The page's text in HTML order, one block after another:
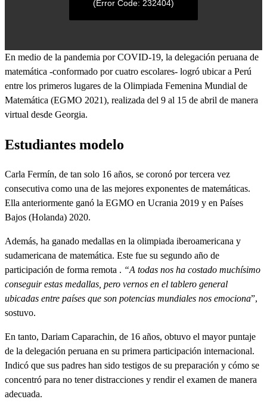
0
seconds
of
0
seconds
(Error Code: 232404)
En medio de la pandemia por COVID-19, la delegación peruana de
matemática -conformado por cuatro escolares- logró ubicar a Perú
entre los primeros lugares de la Olimpiada Femenina Mundial de
Matemática (EGMO 2021), realizada del 9 al 15 de abril de manera
virtual desde Georgia.
Estudiantes modelo
Carla Fermín, de tan solo 16 años, se coronó por tercera vez
consecutiva como una de las mejores exponentes de matemáticas.
Ella anteriormente ganó la EGMO en Ucrania 2019 y en Países
Bajos (Holanda) 2020.
Además, ha ganado medallas en la olimpiada iberoamericana y
sudamericana de matemática. Este fue su segundo año de
participación de forma remota . “A todas nos ha costado muchísimo
conseguir estas medallas, pero vernos en el tablero general
ubicadas entre países que son potencias mundiales nos emociona”,
sostuvo.
En tanto, Dariam Caparachin, de 16 años, obtuvo el mayor puntaje
de la delegación peruana en su primera participación internacional.
Indicó que sus padres han sido testigos de su preparación y cómo se
concentró para no tener distracciones y rendir el examen de manera
adecuada.